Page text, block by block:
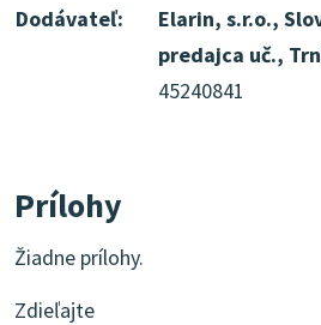
Dodávateľ:
Elarin, s.r.o.,
predajca uč.,
45240841
Prílohy
Žiadne prílohy.
Zdieľajte